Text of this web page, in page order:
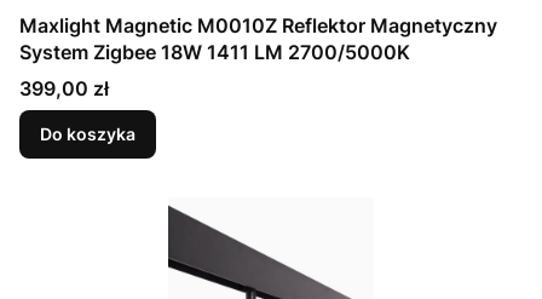
Maxlight Magnetic M0010Z Reflektor Magnetyczny
System Zigbee 18W 1411 LM 2700/5000K
Cena
399,00 zł
Do koszyka